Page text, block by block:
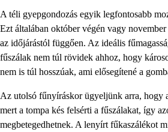
A téli gyepgondozás egyik legfontosabb
Ezt általában október végén vagy
az időjárástól függően. Az ideális
fűszálak nem túl rövidek ahhoz, hogy
nem is túl hosszúak, ami elősegítené a
Az utolsó fűnyíráskor ügyeljünk arra, hogy
mert a tompa kés felsérti a fűszálakat, így
megbetegedhetnek. A lenyírt fűkaszálékot